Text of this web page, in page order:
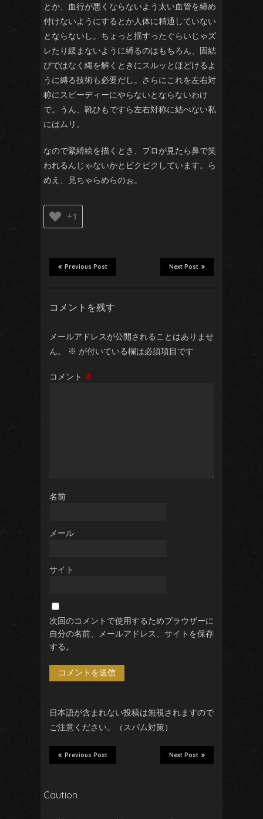
とか、血行が悪くならないよう太い血管を締め
付けないようにするとか人体に精通していない
とならないし。ちょっと揺すったぐらいじゃズ
レたり緩まないように縛るのはもちろん、固結
びではなく縄を解くときにスルッとほどけるよ
うに縛る技術も必要だし。さらにこれを左右対
称にスピーディーにやらないとならないわけ
で。うん、靴ひもですら左右対称に結べない私
にはムリ。
なので緊縛絵を描くとき、プロが見たら鼻で笑
われるんじゃないかとビクビクしています。ら
めえ、見ちゃらめらのぉ。
+1
Next Post
Previous Post
コメントを残す
メールアドレスが公開されることはありませ
ん。
※ が付いている欄は必須項目です
コメント ※
名前
メール
サイト
次回のコメントで使用するためブラウザーに
自分の名前、メールアドレス、サイトを保存
する。
日本語が含まれない投稿は無視されますので
ご注意ください。（スパム対策）
Next Post
Previous Post
Caution